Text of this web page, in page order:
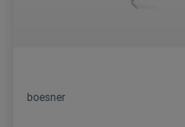
boesner